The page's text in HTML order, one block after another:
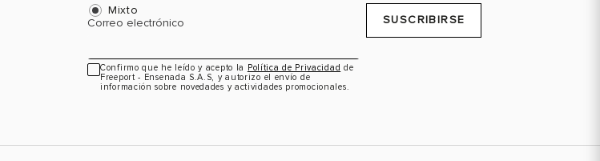
Mixto
Correo electrónico
Confirmo que he leído y acepto la Política de Privacidad de
Freeport - Ensenada S.A.S, y autorizo el envío de
información sobre novedades y actividades promocionales.
SUSCRIBIRSE